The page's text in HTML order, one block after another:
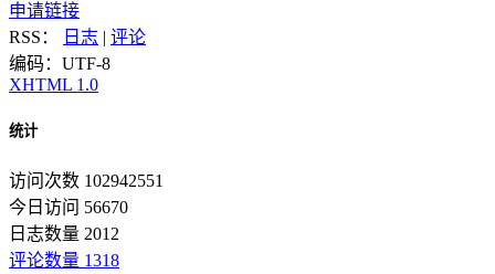
申请链接
RSS：
日志 | 评论
编码：UTF-8
XHTML 1.0
统计
访问次数 102942551
今日访问 56670
日志数量 2012
评论数量 1318